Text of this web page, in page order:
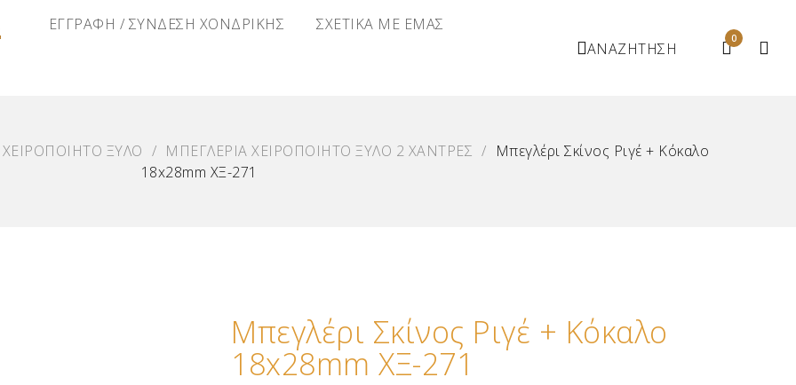
ΕΓΓΡΑΦΗ / ΣΥΝΔΕΣΗ ΧΟΝΔΡΙΚΗΣ ΣΧΕΤΙΚΑ ΜΕ ΕΜΑΣ
0
ΑΝΑΖΗΤΗΣΗ
ΞΥΛΟ / ΜΠΕΓΛΕΡΙΑ ΧΕΙΡΟΠΟΙΗΤΟ ΞΥΛΟ 2 XΑΝΤΡΕΣ / Μπεγλέρι Σκίνος Ριγέ + Κόκαλο
18x28mm ΧΞ-271
Μπεγλέρι Σκίνος Ριγέ + Κόκαλο
18x28mm ΧΞ-271